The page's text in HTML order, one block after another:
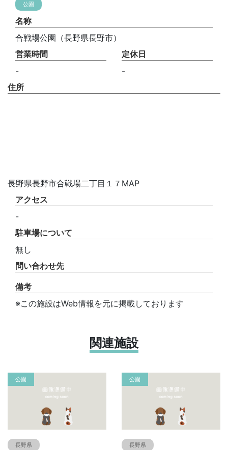
公園
名称
合戦場公園（長野県長野市）
営業時間
-
定休日
-
住所
長野県長野市合戦場二丁目１７MAP
アクセス
-
駐車場について
無し
問い合わせ先
備考
※この施設はWeb情報を元に掲載しております
関連施設
公園
長野県
公園
長野県